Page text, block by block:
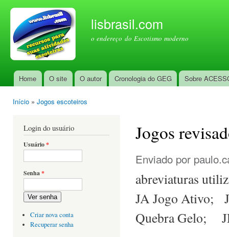
lisbrasil.com
o endereço do Escotismo moderno
Menu principal
Home O site O autor Cronologia do GEG Sobre
Início » Jogos escoteiros
Login do usuário
Usuário*
Senha*
Ver senha
Criar nova conta
Recuperar senha
Jogos
Enviado por
abreviaturas
JA Jogo Ativo;
Quebra Gelo;